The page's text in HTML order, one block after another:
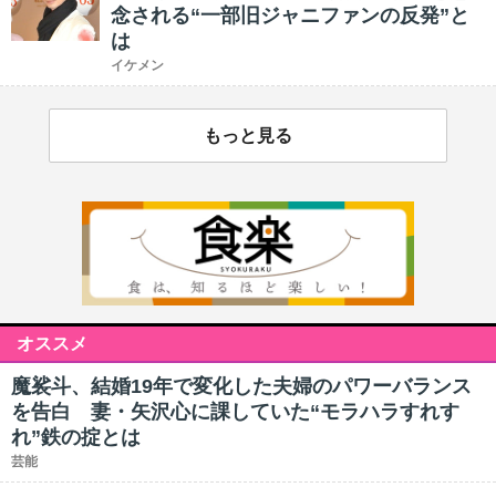
念される“一部旧ジャニファンの反発”と
は
イケメン
もっと見る
オススメ
魔裟斗、結婚19年で変化した夫婦のパワーバランス
を告白 妻・矢沢心に課していた“モラハラすれす
れ”鉄の掟とは
芸能